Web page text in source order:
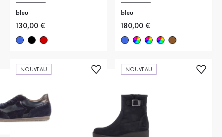
bleu
Nouveau prix
130,00 €
bleu
Nouveau prix
180,00 €
NOUVEAU NOUVEAU